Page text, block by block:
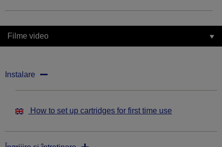
Filme video
Instalare
How to set up cartridges for first time use